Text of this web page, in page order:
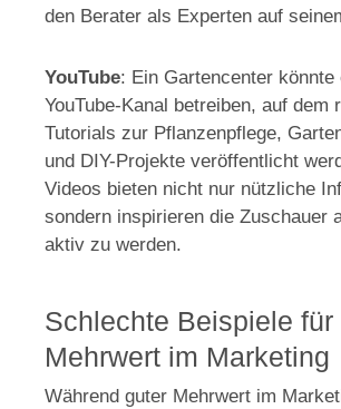
den Berater als Experten auf
YouTube: Ein Gartencenter könnte
YouTube-Kanal betreiben, auf dem
Tutorials zur Pflanzenpflege,
und DIY-Projekte veröffentlicht
Videos bieten nicht nur nützliche
sondern inspirieren die Zuschauer
aktiv zu werden.
Schlechte Beispiele für
Mehrwert im Marketing
Während guter Mehrwert im